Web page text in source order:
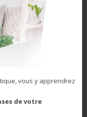
vous y apprendrez
de votre